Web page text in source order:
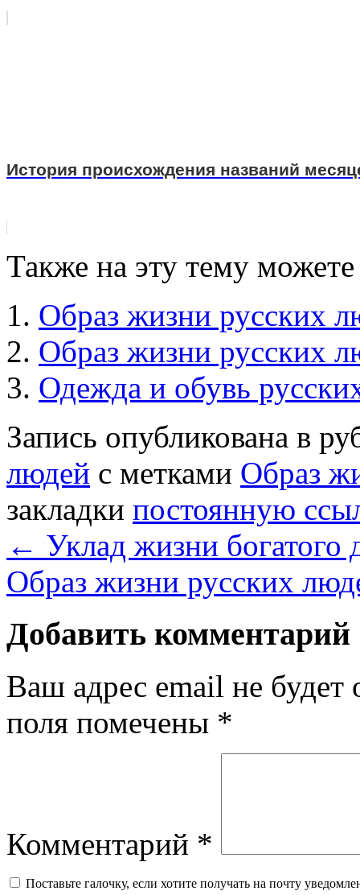
История происхождения названий
Также на эту тему
Образ жизни русских
Образ жизни русских
Одежда и обувь
Запись опубликована в
людей с метками Образ
закладки постоянную
← Уклад жизни богатого
Образ жизни русских
Добавить комментарий
Ваш адрес email не будет
поля помечены *
Комментарий *
Поставьте галочку, если хотите получать на почту